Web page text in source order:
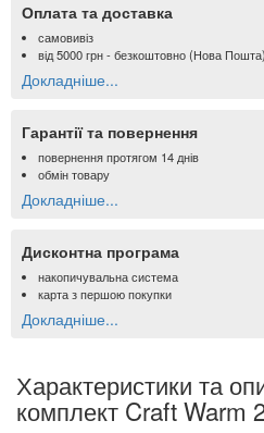
Оплата та доставка
самовивіз
від5000 грн- безкоштовно (Нова Пошта)
Докладніше...
Гарантії та повернення
повернення протягом 14 днів
обмін товару
Докладніше...
Дисконтна програма
накопичувальна система
карта з першою покупки
Докладніше...
Характеристики та
комплект Craft Warm